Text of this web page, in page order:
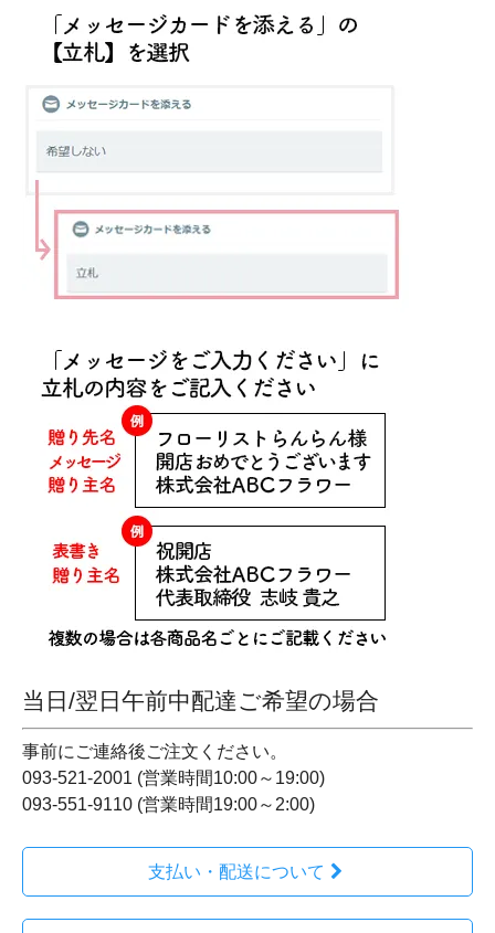
当日/翌日午前中配達ご希望の場合
事前にご連絡後ご注文ください。
093-521-2001 (営業時間10:00～19:00)
093-551-9110 (営業時間19:00～2:00)
支払い・配送について